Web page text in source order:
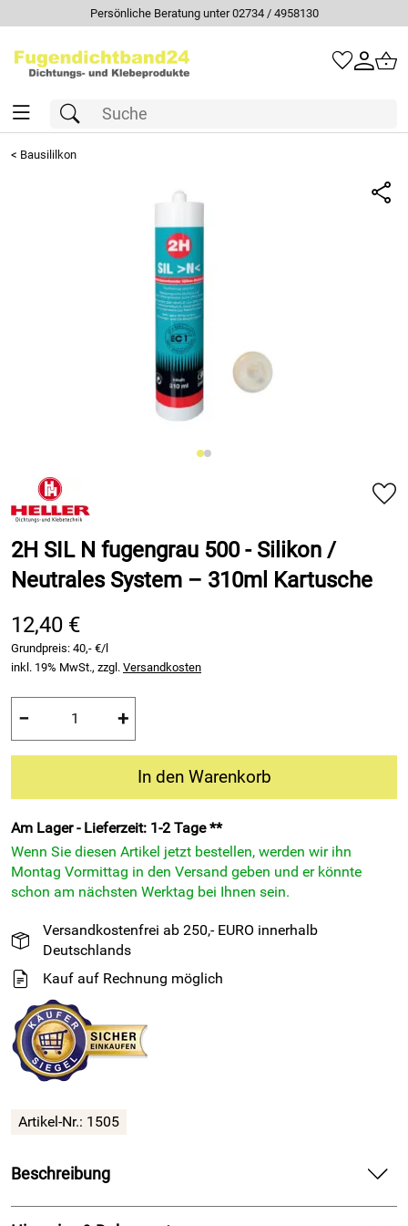
Persönliche Beratung unter 02734 / 4958130
< Bausililkon
2H SIL N fugengrau 500 - Silikon /
Neutrales System – 310ml Kartusche
12,40 €
Grundpreis: 40,- €/l
inkl. 19% MwSt., zzgl. Versandkosten
− +
In den Warenkorb
Am Lager - Lieferzeit: 1-2 Tage **
Wenn Sie diesen Artikel jetzt bestellen, werden wir ihn
Montag Vormittag in den Versand geben und er könnte
schon am nächsten Werktag bei Ihnen sein.
Versandkostenfrei ab 250,- EURO innerhalb
Deutschlands
Kauf auf Rechnung möglich
Artikel-Nr.: 1505
Beschreibung
2H SIL N fugengrau 500 - 310ml KartuscheSilikon/